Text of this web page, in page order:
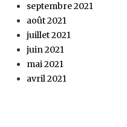
septembre 2021
août 2021
juillet 2021
juin 2021
mai 2021
avril 2021